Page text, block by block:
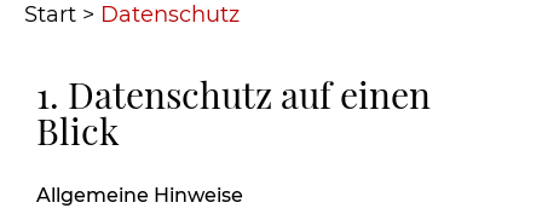
Start > Datenschutz
1. Datenschutz auf einen
Blick
Allgemeine Hinweise